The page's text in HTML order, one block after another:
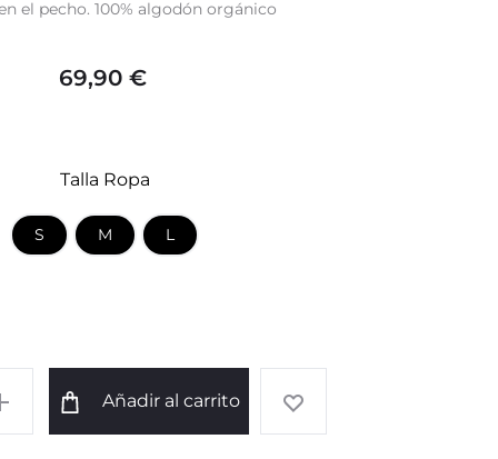
en el pecho. 100% algodón orgánico
69,90 €
Talla Ropa
S M L
Añadir al carrito